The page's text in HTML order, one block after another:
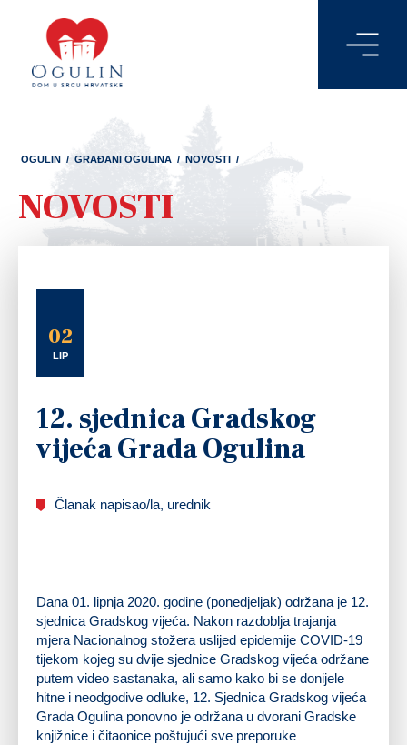
OGULIN / GRAĐANI OGULINA / NOVOSTI /
NOVOSTI
02
LIP
12. sjednica Gradskog
vijeća Grada Ogulina
Članak napisao/la, urednik
Dana 01. lipnja 2020. godine (ponedjeljak) održana je 12.
sjednica Gradskog vijeća. Nakon razdoblja trajanja
mjera Nacionalnog stožera uslijed epidemije COVID-19
tijekom kojeg su dvije sjednice Gradskog vijeća održane
putem video sastanaka, ali samo kako bi se donijele
hitne i neodgodive odluke, 12. Sjednica Gradskog vijeća
Grada Ogulina ponovno je održana u dvorani Gradske
knjižnice i čitaonice poštujući sve preporuke